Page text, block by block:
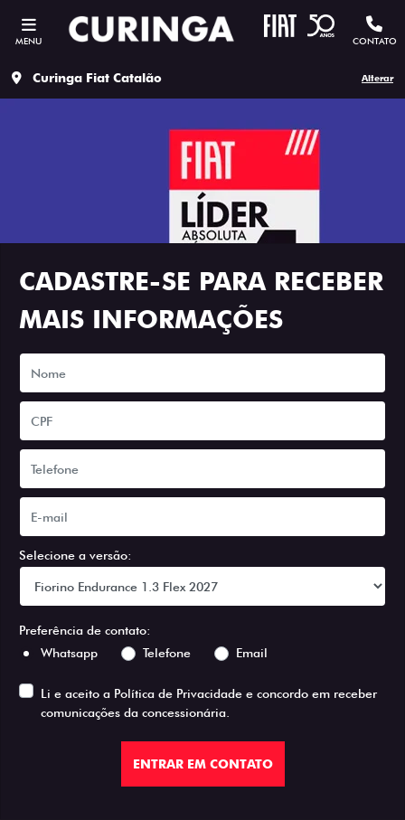
MENU CONTATO
Curinga Fiat Catalão Alterar
CADASTRE-SE PARA RECEBER
MAIS INFORMAÇÕES
Selecione a versão:
Preferência de contato:
Whatsapp
Telefone Email
Li e aceito a Política de Privacidade e concordo em receber
comunicações da concessionária.
ENTRAR EM CONTATO